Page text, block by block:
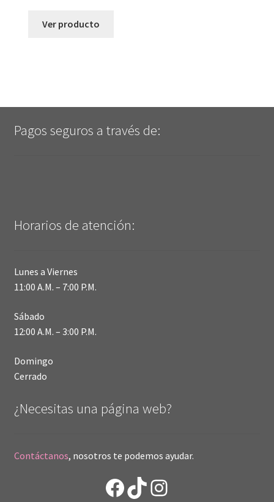
Ver producto
Pagos seguros a través de:
Horarios de atención:
Lunes a Viernes
11:00 A.M. – 7:00 P.M.
Sábado
12:00 A.M. – 3:00 P.M.
Domingo
Cerrado
¿Necesitas una página web?
Contáctanos, nosotros te podemos ayudar.
Facebook
TikTokInstagram